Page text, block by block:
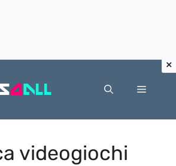
Menu
videogiochi